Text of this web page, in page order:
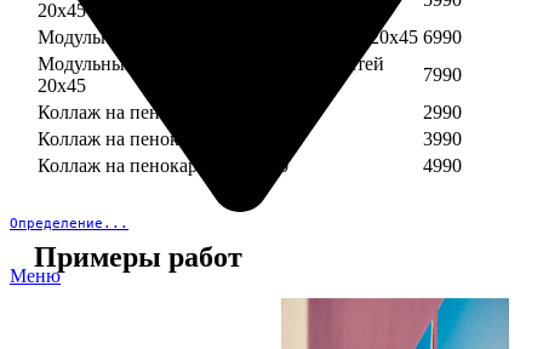
Определение...
Меню
20х45
Модульный пенокартон из семи частей 20х45 6990
Модульный пенокартон из восьми частей
20х45
7990
Коллаж на пенокартоне 30х30
2990
Коллаж на пенокартоне 30х60
3990
Коллаж на пенокартоне 30х90
4990
Примеры работ